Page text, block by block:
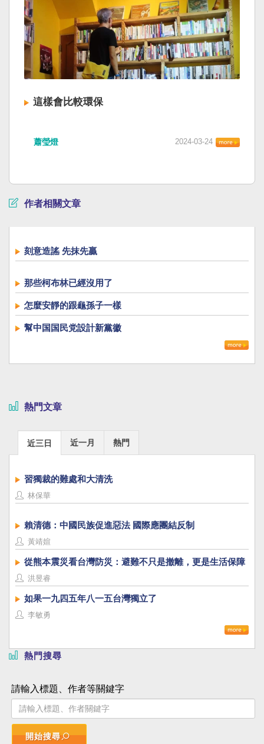
這樣會比較環保
蕭瑩燈 2024-03-24
作者相關文章
刻意造謠 先抹先贏
那些柯布林已經沒用了
怎麼安靜的跟龜孫子一樣
幫中国国民党設計新黨徽
熱門文章
近三日 近一月 熱門
習獨裁的難處和大清洗
林保華
賴清德：中國民族促進惡法 國際應團結反制
黃靖媗
從熊本震災看台灣防災：避難不只是撤離，更是生活保障
洪昱睿
如果一九四五年八一五台灣獨立了
李敏勇
熱門搜尋
請輸入標題、作者等關鍵字
開始搜尋